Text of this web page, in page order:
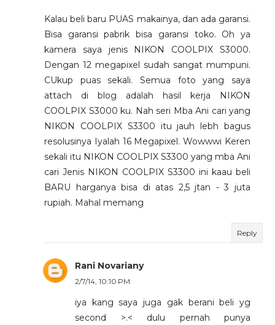
Kalau beli baru PUAS makainya, dan ada garansi.
Bisa garansi pabrik bisa garansi toko. Oh ya
kamera saya jenis NIKON COOLPIX S3000.
Dengan 12 megapixel sudah sangat mumpuni.
CUkup puas sekali. Semua foto yang saya
attach di blog adalah hasil kerja NIKON
COOLPIX S3000 ku. Nah seri Mba Ani cari yang
NIKON COOLPIX S3300 itu jauh lebh bagus
resolusinya Iyalah 16 Megapixel. Wowwwi Keren
sekali itu NIKON COOLPIX S3300 yang mba Ani
cari Jenis NIKON COOLPIX S3300 ini kaau beli
BARU harganya bisa di atas 2,5 jtan - 3 juta
rupiah. Mahal memang
Reply
Rani Novariany
2/7/14, 10:10 PM
iya kang saya juga gak berani beli yg
second >.< dulu pernah punya